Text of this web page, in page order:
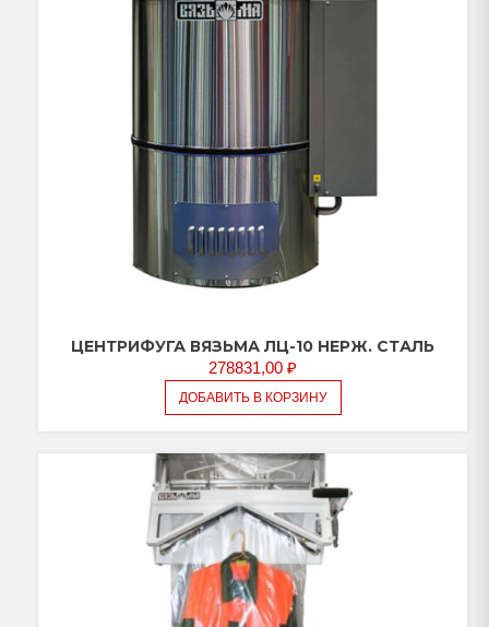
ЦЕНТРИФУГА ВЯЗЬМА ЛЦ-10 НЕРЖ. СТАЛЬ
278831,00 ₽
ДОБАВИТЬ В КОРЗИНУ